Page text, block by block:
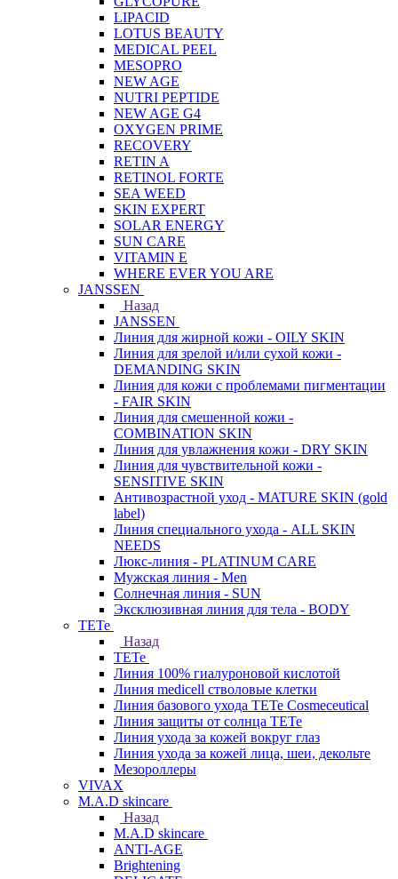
LIPACID
LOTUS BEAUTY
MEDICAL PEEL
MESOPRO
NEW AGE
NUTRI PEPTIDE
NEW AGE G4
OXYGEN PRIME
RECOVERY
RETIN A
RETINOL FORTE
SEA WEED
SKIN EXPERT
SOLAR ENERGY
SUN CARE
VITAMIN E
WHERE EVER YOU ARE
JANSSEN
Назад
JANSSEN
Линия для жирной кожи - OILY SKIN
Линия для зрелой и/или сухой кожи -
DEMANDING SKIN
Линия для кожи с проблемами пигментации
- FAIR SKIN
Линия для смешенной кожи -
COMBINATION SKIN
Линия для увлажнения кожи - DRY SKIN
Линия для чувствительной кожи -
SENSITIVE SKIN
Антивозрастной уход - MATURE SKIN (gold
label)
Линия специального ухода - ALL SKIN
NEEDS
Люкс-линия - PLATINUM CARE
Мужская линия - Men
Солнечная линия - SUN
Эксклюзивная линия для тела - BODY
TETe
Назад
TETe
Линия 100% гиалуроновой кислотой
Линия medicell стволовые клетки
Линия базового ухода TETe Cosmeceutical
Линия защиты от солнца TETe
Линия ухода за кожей вокруг глаз
Линия ухода за кожей лица, шеи, декольте
Мезороллеры
VIVAX
M.A.D skincare
Назад
M.A.D skincare
ANTI-AGE
Brightening